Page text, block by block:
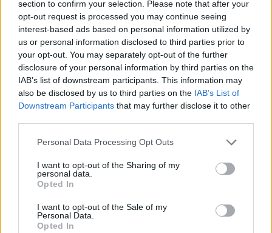
section to confirm your selection. Please note that after your
opt-out request is processed you may continue seeing
interest-based ads based on personal information utilized by
us or personal information disclosed to third parties prior to
your opt-out. You may separately opt-out of the further
disclosure of your personal information by third parties on the
IAB’s list of downstream participants. This information may
also be disclosed by us to third parties on the IAB’s List of
Downstream Participants that may further disclose it to other
Personal Data Processing Opt Outs
I want to opt-out of the Sharing of my
personal data.
Opted In
I want to opt-out of the Sale of my
Personal Data.
Opted In
го нарекуваат многумина, ќе биде евтин и
достапен, а се планира и негова
електрификација.
- Следниот чекор се уште два модели.
Преговараме со производители кои би можеле
да го произведат. Производството на
прототипови се врши во Зрењанин - додава
Маркета.
Ентериерот и екстериерот се во согласност со
трендовите, но сепак се многу поскромни од
Интересно е што Хрватите, се исклучително
заинтересирани за овој модел и во повеќето
враќа во полн сјај.